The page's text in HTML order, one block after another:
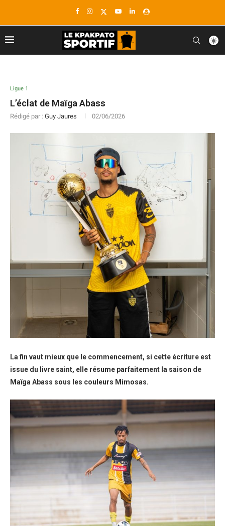
Ligue 1
L’éclat de Maïga Abass
Rédigé par : Guy Jaures 02/06/2026
La fin vaut mieux que le commencement, si cette écriture est
issue du livre saint, elle résume parfaitement la saison de
Maïga Abass sous les couleurs Mimosas.